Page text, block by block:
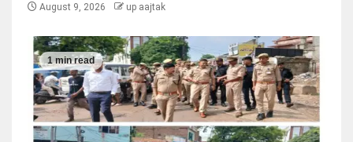
August 9, 2026 up aajtak
1 min read